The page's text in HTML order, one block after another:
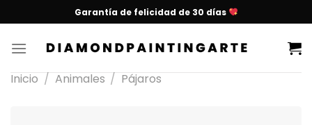
Garantía de felicidad de 30 días
Inicio / Animales / Pájaros